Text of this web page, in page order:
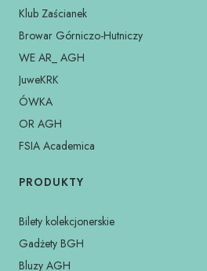
Klub Zaścianek
Browar Górniczo-Hutniczy
WE AR_ AGH
JuweKRK
ÓWKA
OR AGH
FSIA Academica
PRODUKTY
Bilety kolekcjonerskie
Gadżety BGH
Bluzy AGH